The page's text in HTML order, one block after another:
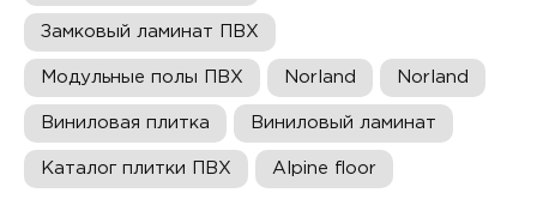
Замковый ламинат ПВХ
Модульные полы ПВХ Norland Norland
Виниловая плитка Виниловый ламинат
Каталог плитки ПВХ Alpine floor